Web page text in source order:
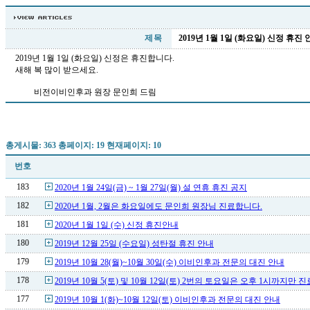
제 목 2019년 1월 1일 (화요일) 신정 휴진
2019년 1월 1일 (화요일) 신정은 휴진합니다.
새해 복 많이 받으세요.
비전이비인후과 원장 문인희 드림
총게시물: 363 총페이지: 19 현재페이지: 10
번호
183 2020년 1월 24일(금) ~ 1월 27일(월) 설 연휴 휴진 공지
182
2020년 1월, 2월은 화요일에도 문인희 원장님 진료합니다.
181
2020년 1월 1일 (수) 신정 휴진안내
180
2019년 12월 25일 (수요일) 성탄절 휴진 안내
179
2019년 10월 28(월)~10월 30일(수) 이비인후과 전문의 대진 안내
178
2019년 10월 5(토) 및 10월 12일(토) 2번의 토요일은 오후 1시까지만 진
177
2019년 10월 1(화)~10월 12일(토) 이비인후과 전문의 대진 안내